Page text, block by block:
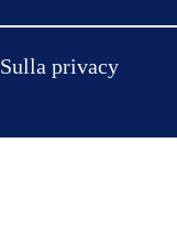
Sulla privacy